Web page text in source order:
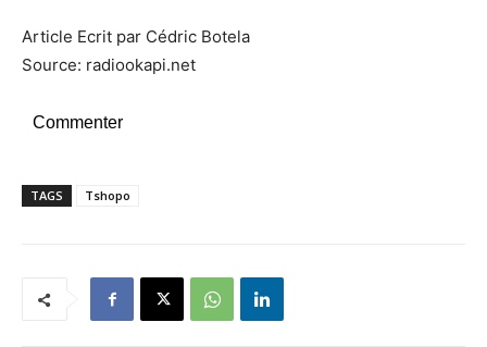
Article Ecrit par Cédric Botela
Source: radiookapi.net
Commenter
TAGS Tshopo